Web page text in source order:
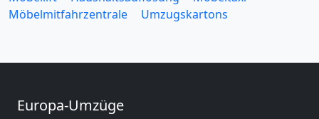
Möbelmitfahrzentrale
Umzugskartons
Europa-Umzüge